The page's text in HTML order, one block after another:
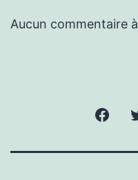
Aucun commentaire